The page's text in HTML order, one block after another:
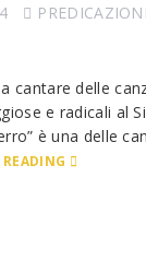
PREDICAZIONI
cantare delle
e radicali al
è una delle